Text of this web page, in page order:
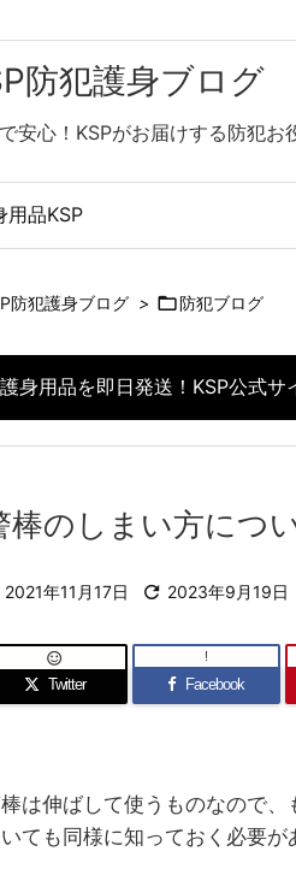
防犯護身ブログ
安心！KSPがお届けする防犯お
用品KSP
防犯護身ブログ > 防犯ブログ
身用品を即日発送！KSP公式サ
棒のしまい方につ
2021年11月17日  2023年9月19日
Twitter

Facebook
!
は伸ばして使うものなので
ても同様に知っておく必要が